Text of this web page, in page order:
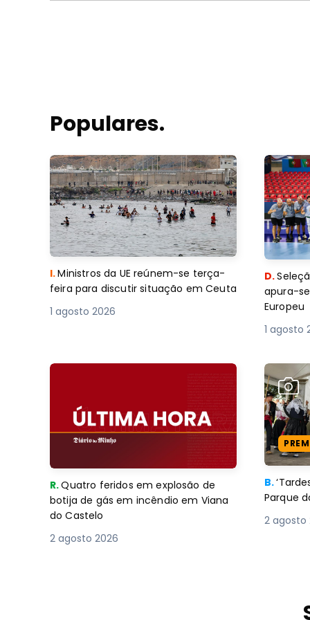
Populares.
I.Ministros da UE reúnem-se terça-
feira para discutir situação em Ceuta
1 agosto 2026
D.
apura-
Europeu
1 agosto
R.Quatro feridos em explosão de
botija de gás em incêndio em Viana
do Castelo
2 agosto 2026
B.
Parque
2 agosto